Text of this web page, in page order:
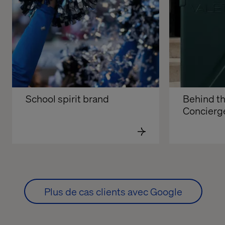
School spirit brand
Behind
Plus de cas clients avec Google